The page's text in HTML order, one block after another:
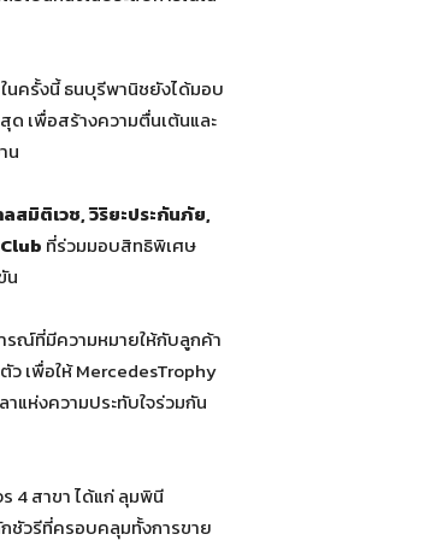
นครั้งนี้ ธนบุรีพานิชยังได้มอบ
ด เพื่อสร้างความตื่นเต้นและ
น
ลสมิติเวช, วิริยะประกันภัย,
ที่ร่วมมอบสิทธิพิเศษ
น
รณ์ที่มีความหมายให้กับลูกค้า
ว เพื่อให้ MercedesTrophy
แห่งความประทับใจร่วมกัน
4 สาขา ได้แก่ ลุมพินี
ชัวรีที่ครอบคลุมทั้งการขาย